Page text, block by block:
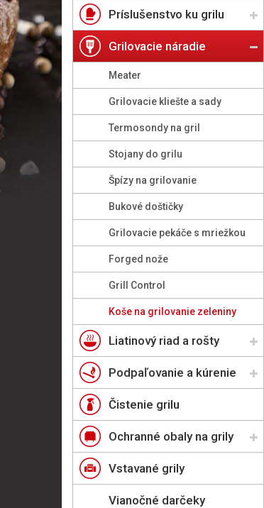
Príslušenstvo ku grilu
Grilovacie náradie
Meater
Grilovacie kliešte a sady
Termosondy na gril
Stojany do grilu
Špízy na grilovanie
Bukové doštičky
Grilovacie pekáče s mriežkou
Forged nože
Grill Control
Koše na grilovanie zeleniny
Liatinový riad a rošty
Podpaľovanie a kúrenie
Čistenie grilu
Ochranné obaly na grily
Vstavané grily
Vianočné darčeky